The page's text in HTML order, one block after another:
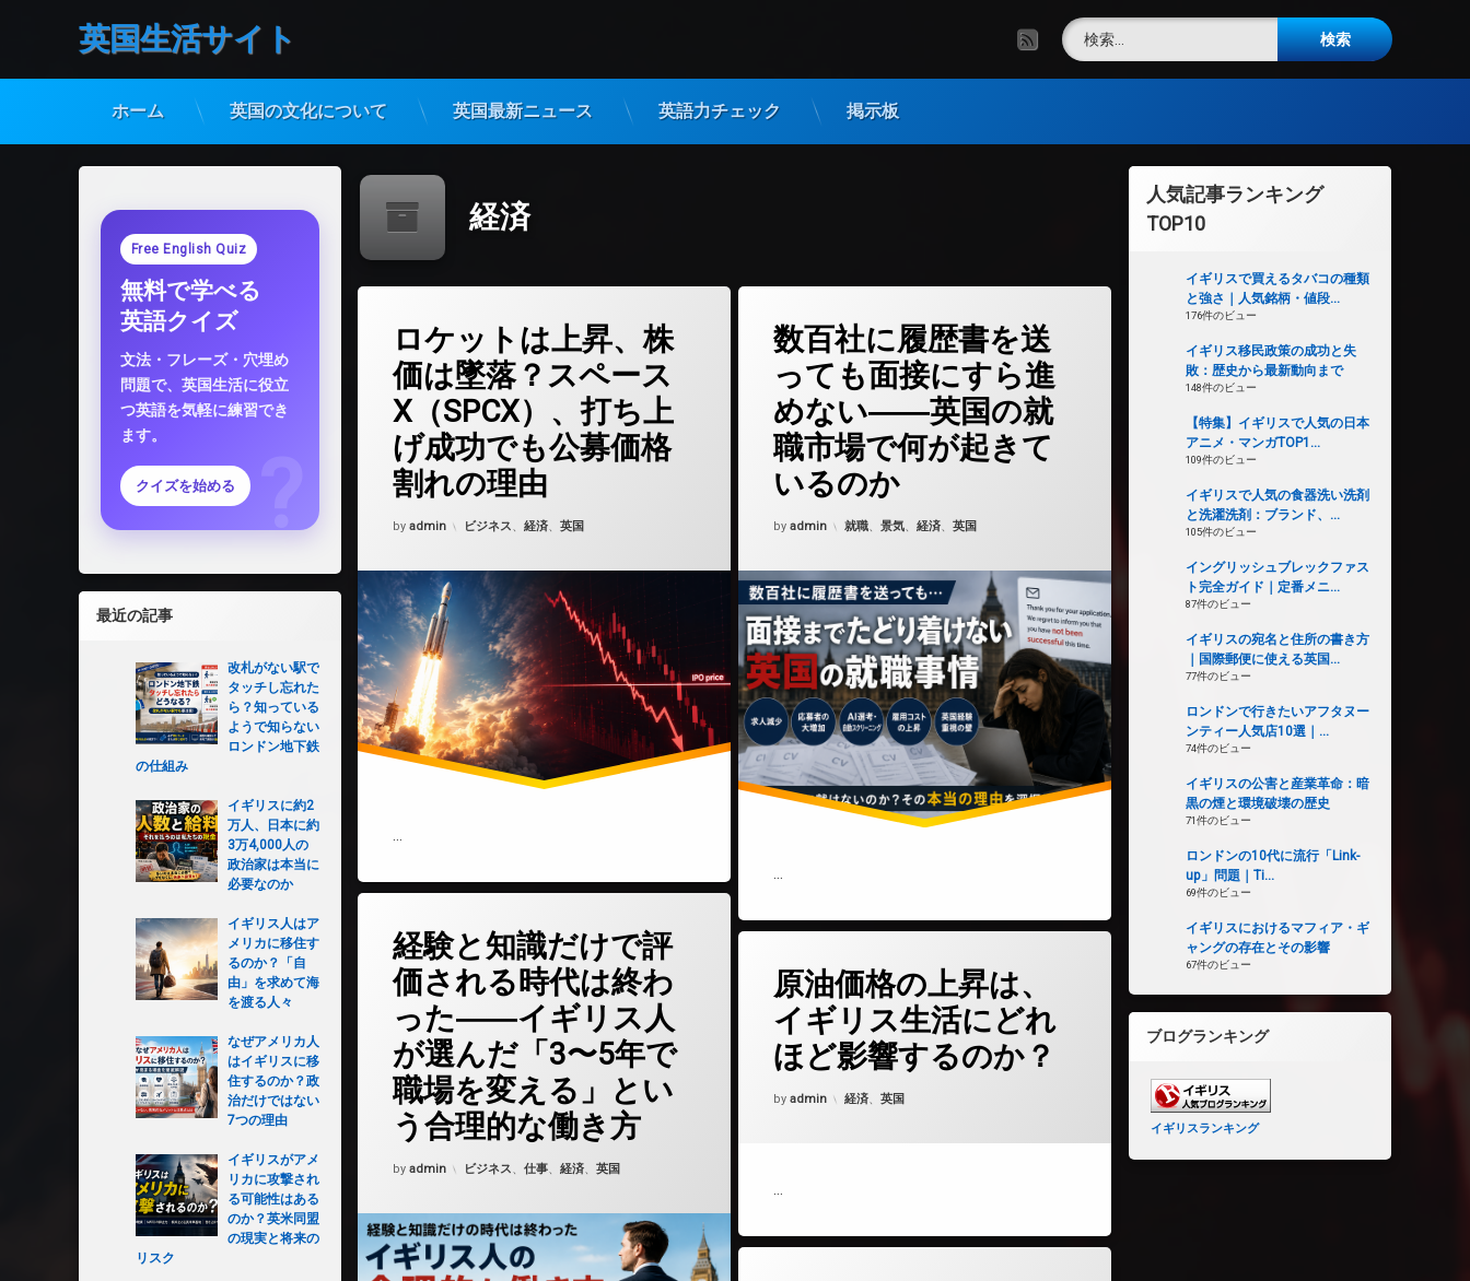
コ
英国生活サイト RSS検索:
ホーム 英国の文化について 英国最新ニュース 英語力チェック 掲示板
経済
ロケットは上昇、株
価は墜落？スペース
X（SPCX）、打ち上
げ成功でも公募価格
割れの理由
Updated on 2026年7月27日
byadmin カテゴリー:
ビジネス、経済、英国
数百社に履歴書を送
っても面接にすら進
めない――英国の就
職市場で何が起きて
いるのか
Updated on 2026年6月18日
byadmin カテゴリー:
就職、景気、経済、英国
…
(数百社に履歴書を送っても面接にすら進めない――英国の就職市場で何が起きているのか)
経験と知識だけで評
価される時代は終わ
った――イギリス人
が選んだ「3〜5年で
職場を変える」とい
う合理的な働き方
Updated on 2026年5月20日
byadmin カテゴリー:
ビジネス、仕事、経済、英国
(経験と知識だけで評価される時代は終わった――イギリス人が選んだ「3〜5年で職場を変える」という合理的な働き方)
原油価格の上昇は、
イギリス生活にどれ
ほど影響するのか？
Updated on 2026年5月15日
byadmin カテゴリー:
経済、英国
…
(原油価格の上昇は、イギリス生活にどれほど影響するのか？)
Free English Quiz
無料で学べる
英語クイズ
文法・フレーズ・穴埋め
問題で、英国生活に役立
つ英語を気軽に練習でき
ます。
クイズを始める
最近の記事
改札がない駅で
タッチし忘れた
ら？知っている
ようで知らない
ロンドン地下鉄
の仕組み
イギリスに約2
万人、日本に約
3万4,000人の
政治家は本当に
必要なのか
イギリス人はア
メリカに移住す
るのか？「自
由」を求めて海
を渡る人々
なぜアメリカ人
はイギリスに移
住するのか？政
治だけではない
7つの理由
イギリスがアメ
リカに攻撃され
る可能性はある
のか？英米同盟
の現実と将来の
リスク
人気記事ランキング
TOP10
イギリスで買えるタバコの種類
と強さ｜人気銘柄・値段...
176件のビュー
イギリス移民政策の成功と失
敗：歴史から最新動向まで
148件のビュー
【特集】イギリスで人気の日本
アニメ・マンガTOP1...
109件のビュー
イギリスで人気の食器洗い洗剤
と洗濯洗剤：ブランド、...
105件のビュー
イングリッシュブレックファス
ト完全ガイド｜定番メニ...
87件のビュー
イギリスの宛名と住所の書き方
｜国際郵便に使える英国...
77件のビュー
ロンドンで行きたいアフタヌー
ンティー人気店10選｜...
74件のビュー
イギリスの公害と産業革命：暗
黒の煙と環境破壊の歴史
71件のビュー
ロンドンの10代に流行「Link-
up」問題｜Ti...
69件のビュー
イギリスにおけるマフィア・ギ
ャングの存在とその影響
67件のビュー
ブログランキング
イギリスランキング